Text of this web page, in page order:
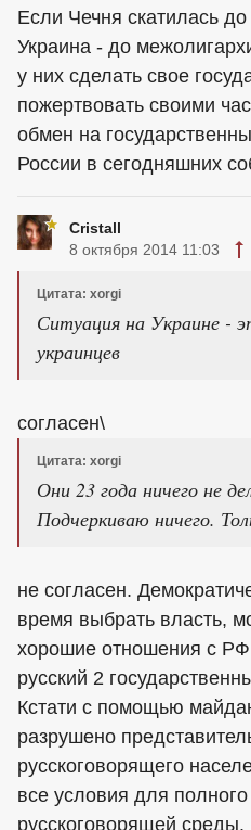
Если Чечня скатилась
Украина - до
у них сделать свое
пожертвовать своими
обмен на
России в сегодняшних
Cristall
8 октября 2014 11:03
Цитата: xorgi
Ситуация на Украине -
украинцев
согласен\
Цитата: xorgi
Они 23 года ничего не
Подчеркиваю ничего.
не согласен.
время выбрать власть,
хорошие отношения с
русский 2
Кстати с помощью
разрушено
русскоговорящего
все условия для
русскоговорящей